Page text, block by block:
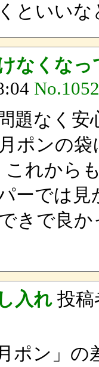
といいな
なくなっ
題なく
ポンの
これから
ーでは
きで良
入れ 投稿
ポン」